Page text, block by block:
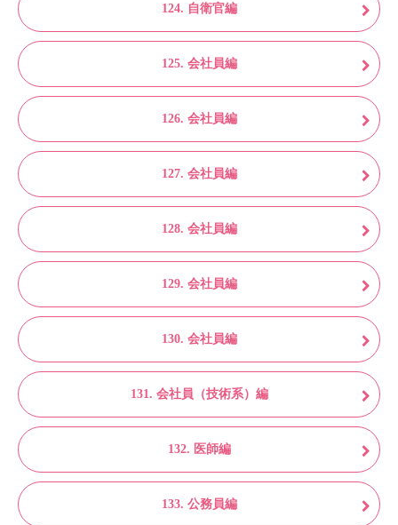
124. 自衛官編
125. 会社員編
126. 会社員編
127. 会社員編
128. 会社員編
129. 会社員編
130. 会社員編
131. 会社員（技術系）編
132. 医師編
133. 公務員編